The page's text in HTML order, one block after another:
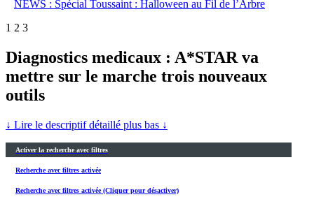
NEWS : Spécial Toussaint : Halloween au Fil de l’Arbre
1 2 3
Diagnostics medicaux : A*STAR va
mettre sur le marche trois nouveaux
outils
↓ Lire le descriptif détaillé plus bas ↓
Activer la recherche avec filtres
Recherche avec filtres activée
Recherche avec filtres activée (Cliquer pour désactiver)